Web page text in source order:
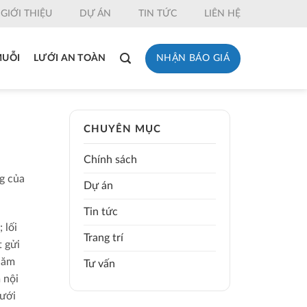
GIỚI THIỆU DỰ ÁN TIN TỨC LIÊN HỆ
LƯỚI AN TOÀN NHẬN BÁO GIÁ
của
lối
gửi
nội
CHUYÊN MỤC
Chính sách
Dự án
Tin tức
Trang trí
Tư vấn